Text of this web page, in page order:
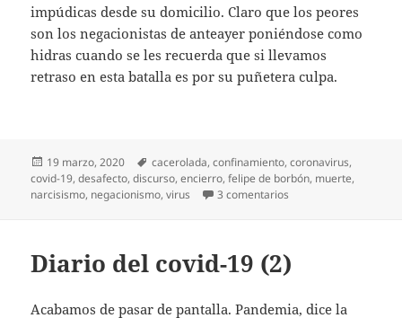
impúdicas desde su domicilio. Claro que los peores
son los negacionistas de anteayer poniéndose como
hidras cuando se les recuerda que si llevamos
retraso en esta batalla es por su puñetera culpa.
Publicado
el
19 marzo, 2020 Etiquetas
cacerolada,confinamiento,coronavirus,
covid-19,desafecto,discurso,encierro,felipe de borbón, muerte,
narcisismo, negacionismo,virus 3 comentarios
Diario del covid-19 (2)
Acabamos de pasar de pantalla. Pandemia, dice la